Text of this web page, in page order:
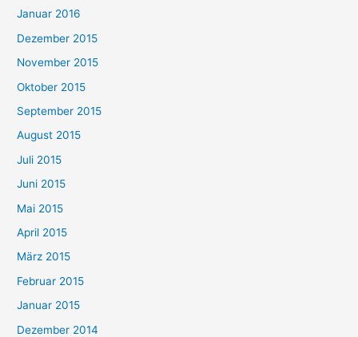
Januar 2016
Dezember 2015
November 2015
Oktober 2015
September 2015
August 2015
Juli 2015
Juni 2015
Mai 2015
April 2015
März 2015
Februar 2015
Januar 2015
Dezember 2014